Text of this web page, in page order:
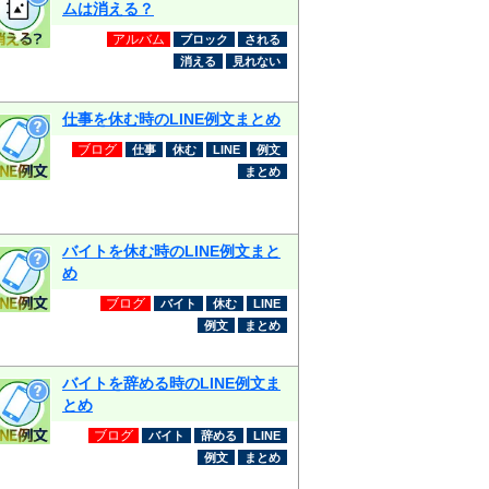
ムは消える？
アルバム ブロック
される
消える
見れない
仕事を休む時のLINE例文まとめ
ブログ 仕事 休む LINE
例文
まとめ
バイトを休む時のLINE例文まと
め
ブログ バイト 休む
LINE
例文
まとめ
バイトを辞める時のLINE例文ま
とめ
ブログ バイト 辞める
LINE
例文
まとめ